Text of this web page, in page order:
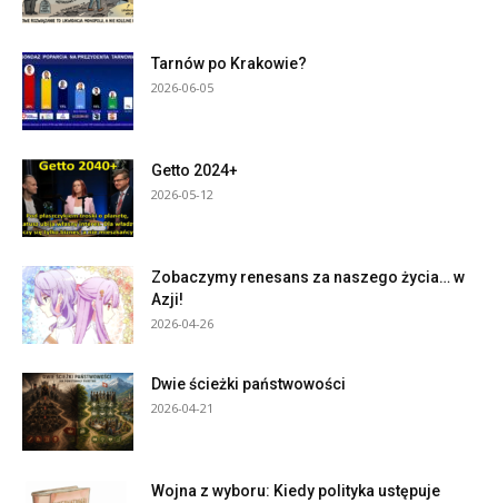
Tarnów po Krakowie?
2026-06-05
Getto 2024+
2026-05-12
Zobaczymy renesans za naszego życia… w
Azji!
2026-04-26
Dwie ścieżki państwowości
2026-04-21
Wojna z wyboru: Kiedy polityka ustępuje